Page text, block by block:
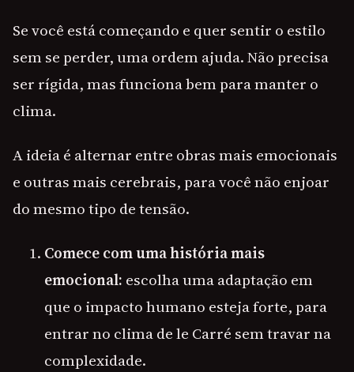
Se você está começando e quer sentir o estilo
sem se perder, uma ordem ajuda. Não precisa
ser rígida, mas funciona bem para manter o
clima.
A ideia é alternar entre obras mais emocionais
e outras mais cerebrais, para você não enjoar
do mesmo tipo de tensão.
Comece com uma história mais
emocional: escolha uma adaptação em
que o impacto humano esteja forte, para
entrar no clima de le Carré sem travar na
complexidade.